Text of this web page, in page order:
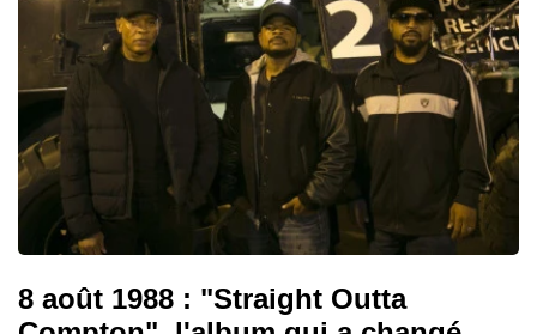
8 août 1988 : "Straight Outta